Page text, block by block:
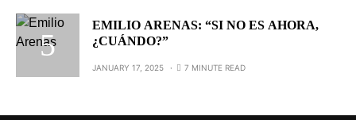
EMILIO ARENAS: “SI NO ES AHORA,
¿CUÁNDO?”
JANUARY 17, 2025 7 MINUTE READ